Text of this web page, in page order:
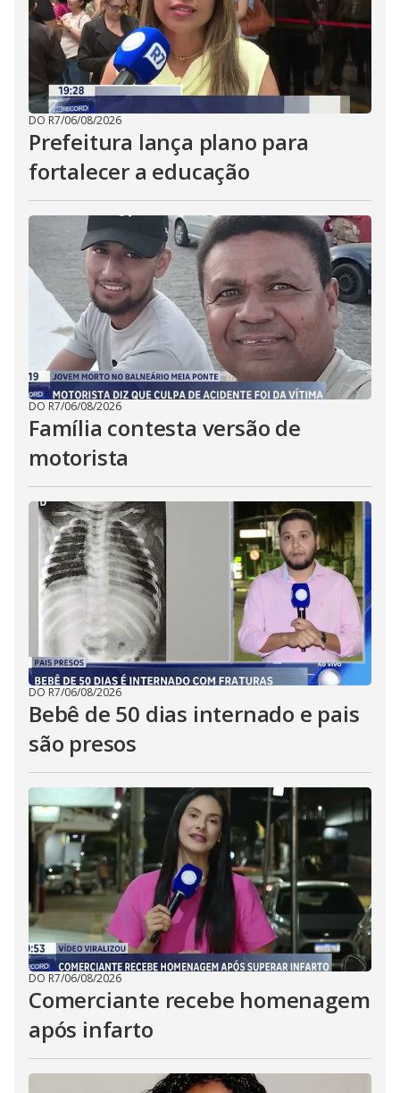
DO R7/06/08/2026
Prefeitura lança plano para
fortalecer a educação
DO R7/06/08/2026
Família contesta versão de
motorista
DO R7/06/08/2026
Bebê de 50 dias internado e pais
são presos
DO R7/06/08/2026
Comerciante recebe homenagem
após infarto